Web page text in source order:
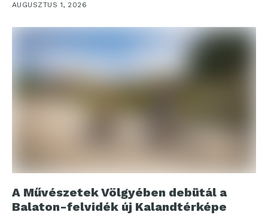
AUGUSZTUS 1, 2026
A Művészetek Völgyében debütál a
Balaton-felvidék új Kalandtérképe